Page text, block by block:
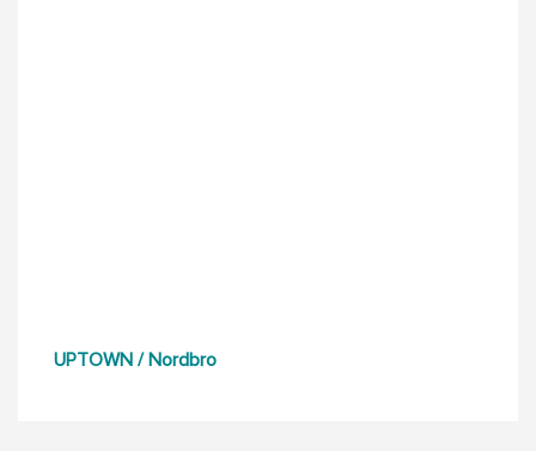
UPTOWN / Nordbro